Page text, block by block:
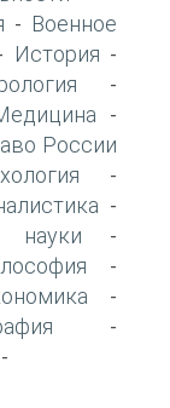
- Военное
История -
-
-
России
-
-
науки -
-
-
-
-